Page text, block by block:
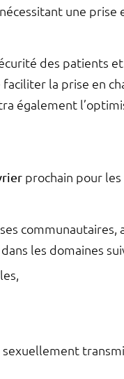
une prise
des patients
la prise en
également
prochain pour
communautaires,
les domaines